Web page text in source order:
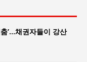
’…채권자들이 강산